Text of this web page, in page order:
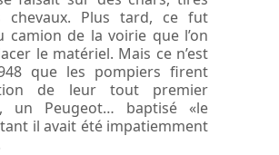
chevaux. Plus tard, ce fut
camion de la voirie que l’on
le matériel. Mais ce n’est
que les pompiers firent
de leur tout premier
un Peugeot… baptisé «le
il avait été impatiemment